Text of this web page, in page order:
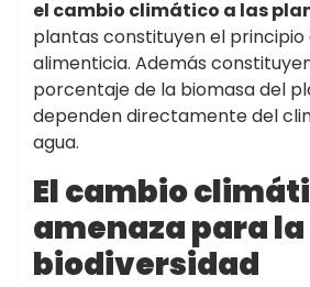
el cambio climático a las
plantas constituyen el principio
alimenticia. Además
porcentaje de la biomasa del
dependen directamente del
agua.
El cambio
amenaza para la
biodiversidad